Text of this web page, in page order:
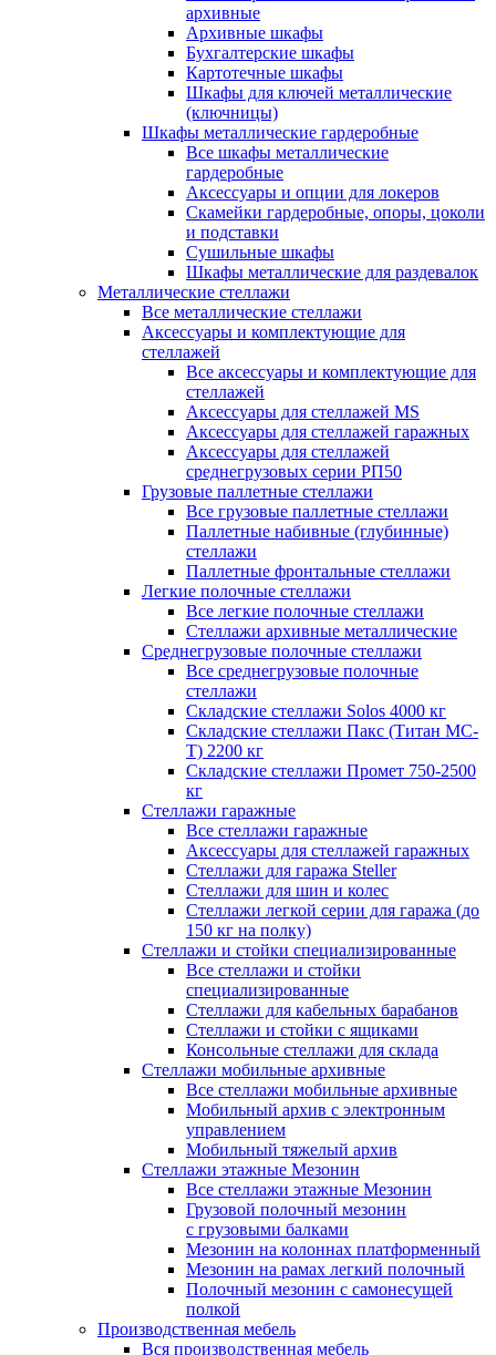
архивные
Архивные шкафы
Бухгалтерские шкафы
Картотечные шкафы
Шкафы для ключей металлические
(ключницы)
Шкафы металлические гардеробные
Все шкафы металлические
гардеробные
Аксессуары и опции для локеров
Скамейки гардеробные, опоры, цоколи
и подставки
Сушильные шкафы
Шкафы металлические для раздевалок
Металлические стеллажи
Все металлические стеллажи
Аксессуары и комплектующие для
стеллажей
Все аксессуары и комплектующие для
стеллажей
Аксессуары для стеллажей MS
Аксессуары для стеллажей гаражных
Аксессуары для стеллажей
среднегрузовых серии РП50
Грузовые паллетные стеллажи
Все грузовые паллетные стеллажи
Паллетные набивные (глубинные)
стеллажи
Паллетные фронтальные стеллажи
Легкие полочные стеллажи
Все легкие полочные стеллажи
Стеллажи архивные металлические
Среднегрузовые полочные стеллажи
Все среднегрузовые полочные
стеллажи
Складские стеллажи Solos 4000 кг
Складские стеллажи Пакс (Титан МС-
Т) 2200 кг
Складские стеллажи Промет 750-2500
кг
Стеллажи гаражные
Все стеллажи гаражные
Аксессуары для стеллажей гаражных
Стеллажи для гаража Steller
Стеллажи для шин и колес
Стеллажи легкой серии для гаража (до
150 кг на полку)
Стеллажи и стойки специализированные
Все стеллажи и стойки
специализированные
Стеллажи для кабельных барабанов
Стеллажи и стойки с ящиками
Консольные стеллажи для склада
Стеллажи мобильные архивные
Все стеллажи мобильные архивные
Мобильный архив с электронным
управлением
Мобильный тяжелый архив
Стеллажи этажные Мезонин
Все стеллажи этажные Мезонин
Грузовой полочный мезонин
с грузовыми балками
Мезонин на колоннах платформенный
Мезонин на рамах легкий полочный
Полочный мезонин с самонесущей
полкой
Производственная мебель
Вся производственная мебель